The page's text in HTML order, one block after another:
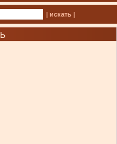
| искать |